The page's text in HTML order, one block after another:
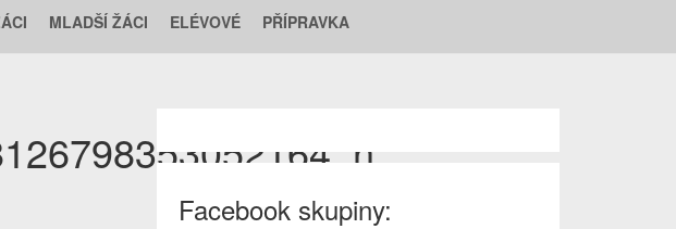
MLADŠÍ ŽÁCI ELÉVOVÉ PŘÍPRAVKA
Facebook skupiny: